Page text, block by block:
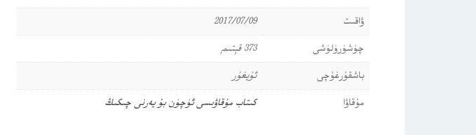
ۋاقىت
2017/07/09
چۈشۈرۈلۈشى
373 قېتىم
باشقۇرغۇچى
ئۇيغۇر
مۇقاۋا
كىتاب مۇقاۋىسى ئۈچۈن بۇ يەرنى چىكىڭ